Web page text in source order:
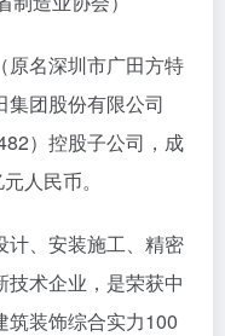
原名深圳市广田方特
团股份有限公司
）控股子公司，成
人民币。
计、安装施工、精密
术企业，是荣获中
筑装饰综合实力100